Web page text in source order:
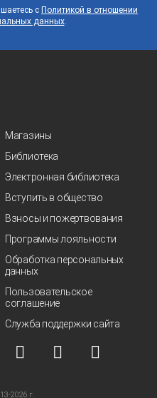
с Политикой в отношении
данных.
Магазины
Библиотека
Электронная библиотека
Вступить в общество
Взносы и пожертвования
Программы лояльности
Обработка персональных
данных
Пользовательское
соглашение
Служба поддержки сайта
2026 г.